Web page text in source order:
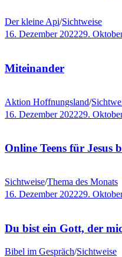
Der kleine Api/Sichtweise
16. Dezember 202229.
Miteinander
Aktion Hoffnungsland/
16. Dezember 202229.
Online Teens für Jesus
Sichtweise/Thema des Monats
16. Dezember 202229.
Du bist ein Gott, der
Bibel im Gespräch/Sichtweise